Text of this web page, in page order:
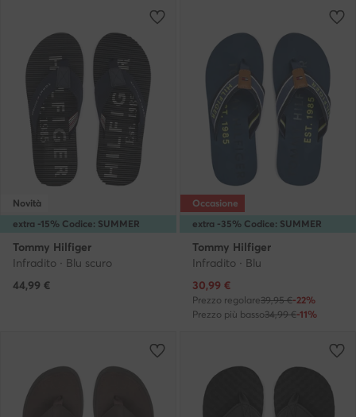
extra -15% Codice: SUMMER
Novità
Tommy Hilfiger
Infradito · Blu scuro
44,99 €
extra -35% Codice: SUMMER
Occasione
Tommy Hilfiger
Infradito · Blu
Prezzo attuale
30,99 €
Prezzo regolare39,95 €-22%
Prezzo più basso34,99 €-11%